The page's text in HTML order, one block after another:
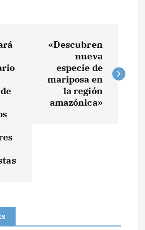
«Descubren
nueva
especie de
mariposa en
la región
amazónica»